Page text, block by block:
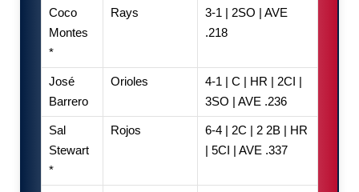
Coco
Montes
*
Rays
3-1 | 2SO | AVE
.218
José
Barrero
Orioles
4-1 | C | HR | 2CI |
3SO | AVE .236
Sal
Stewart
*
Rojos
6-4 | 2C | 2 2B | HR
| 5CI | AVE .337